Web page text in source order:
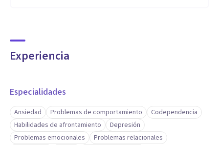
Experiencia
Especialidades
Ansiedad Problemas de comportamiento
Codependencia
Habilidades de afrontamiento
Depresión
Problemas emocionales
Problemas relacionales